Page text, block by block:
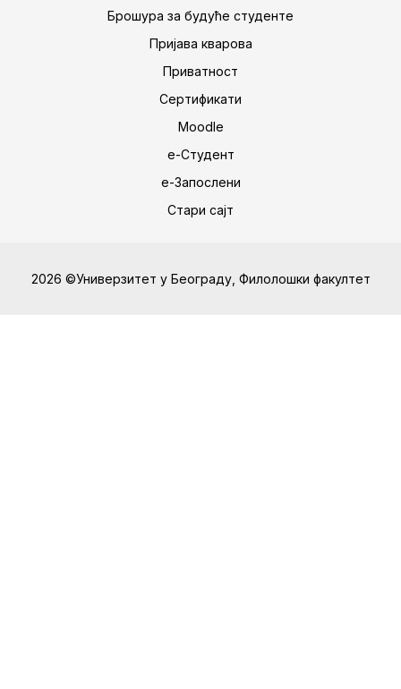
Брошура за будуће студенте
Пријава кварова
Приватност
Сертификати
Moodle
е-Студент
е-Запослени
Стари сајт
2026 ©Универзитет у Београду, Филолошки факултет